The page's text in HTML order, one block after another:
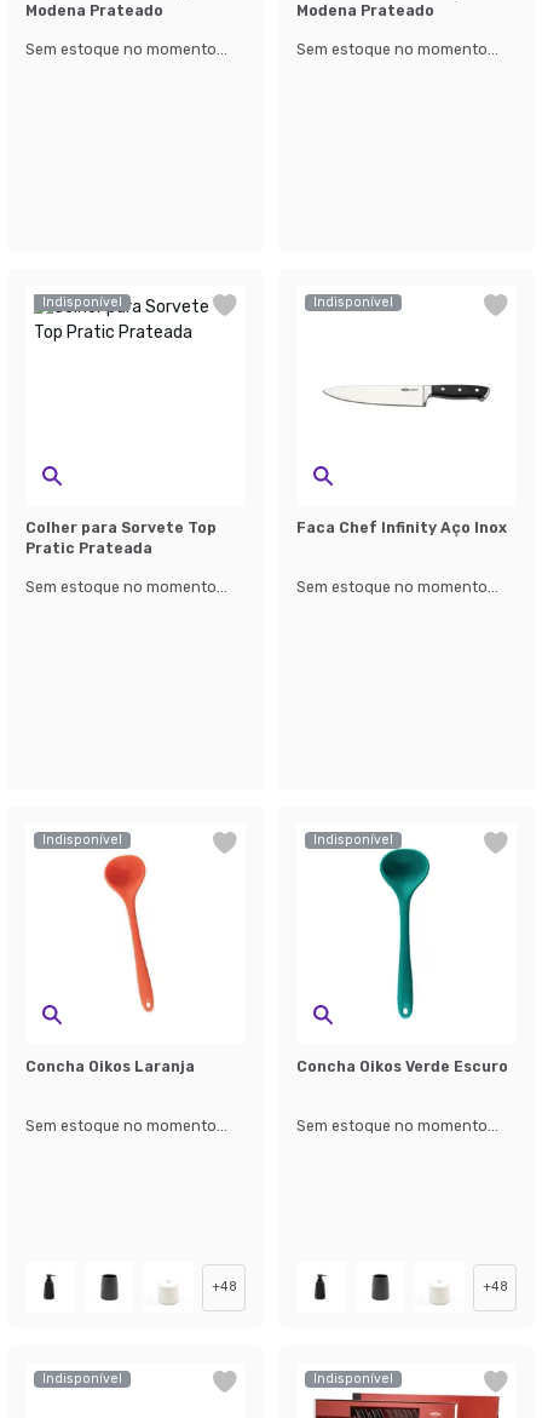
Modena Prateado
Sem estoque no momento...
Modena Prateado
Sem estoque no momento...
Indisponível
Colher para Sorvete Top
Pratic Prateada
Sem estoque no momento...
Indisponível
Faca Chef Infinity Aço Inox
Sem estoque no momento...
Indisponível
Concha Oikos Laranja
Sem estoque no momento...
+48
Indisponível
Concha Oikos Verde Escuro
Sem estoque no momento...
+48
Indisponível Indisponível